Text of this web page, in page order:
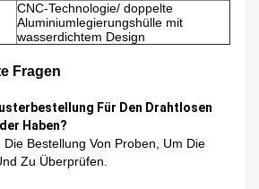
CNC-Technologie/ doppelte
Aluminiumlegierungshülle mit
wasserdichtem Design
Fragen
Für Den Drahtlosen
Haben?
Bestellung Von Proben, Um Die
Zu Überprüfen.